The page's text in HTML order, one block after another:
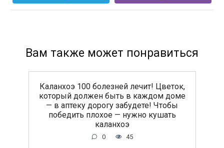
Вам также может понравиться
Каланхоэ 100 болезней лечит! Цветок,
который должен быть в каждом доме
— в аптеку дорогу забудете! Чтобы
победить плохое — нужно кушать
каланхоэ
0 45